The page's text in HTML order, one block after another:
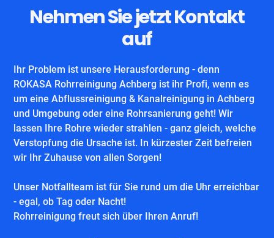
Nehmen Sie jetzt Kontakt
auf
Ihr Problem ist unsere Herausforderung - denn
ROKASA Rohrreinigung Achberg ist ihr Profi, wenn es
um eine Abflussreinigung & Kanalreinigung in Achberg
und Umgebung oder eine Rohrsanierung geht! Wir
lassen Ihre Rohre wieder strahlen - ganz gleich, welche
Verstopfung die Ursache ist. In kürzester Zeit befreien
wir Ihr Zuhause von allen Sorgen!
Unser Notfallteam ist für Sie rund um die Uhr erreichbar
- egal, ob Tag oder Nacht!
Rohrreinigung freut sich über Ihren Anruf!